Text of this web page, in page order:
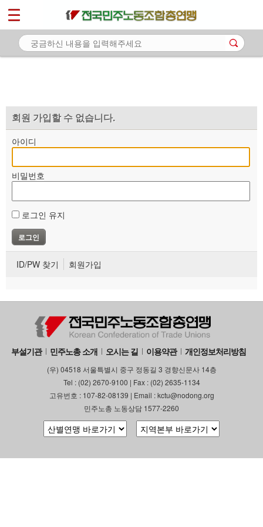
회원 가입할 수 없습니다.
아이디
비밀번호
로그인 유지
ID/PW 찾기 회원가입
부설기관 민주노총 소개 오시는 길 이용약관 개인정보처리방침
(우) 04518 서울특별시 중구 정동길 3 경향신문사 14층
Tel : (02) 2670-9100 | Fax : (02) 2635-1134
고유번호 : 107-82-08139 | Email : kctu@nodong.org
민주노총 노동상담 1577-2260
마이페이지
소개
자료
부설기관